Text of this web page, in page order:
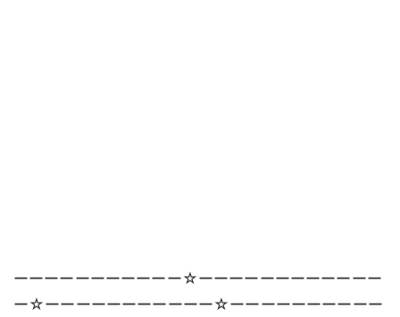
ーーーーーーーーーーー☆ーーーーーーーーーーーー
ー☆ーーーーーーーーーーー☆ーーーーーーーーーー